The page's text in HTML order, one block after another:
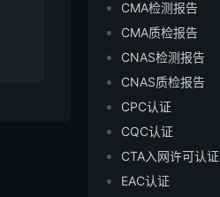
CMA检测报告
CMA质检报告
CNAS检测报告
CNAS质检报告
CPC认证
CQC认证
CTA入网许可认证
EAC认证